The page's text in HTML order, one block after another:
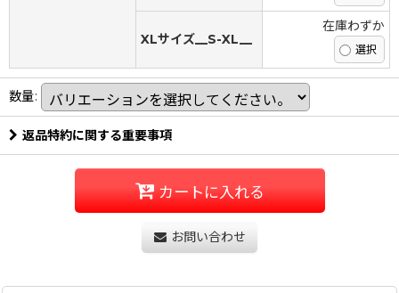
XLサイズ__S-XL__
在庫わずか
数量:
返品特約に関する重要事項
カートに入れる
お問い合わせ